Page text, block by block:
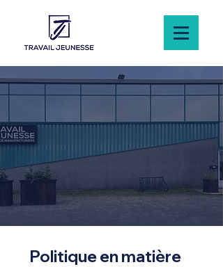
Politique en matière